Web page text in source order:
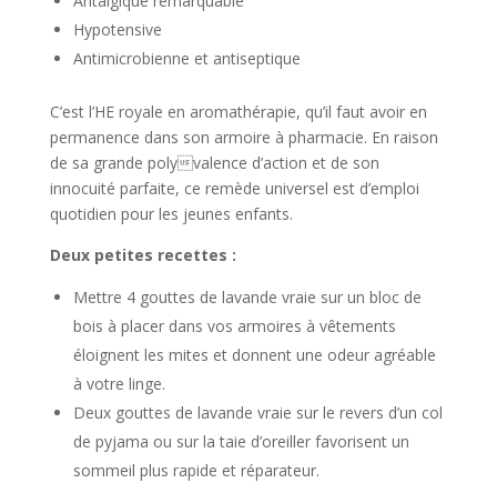
Hypotensive
Antimicrobienne et antiseptique
C’est l’HE royale en aromathérapie, qu’il faut avoir en
permanence dans son armoire à pharmacie. En raison
de sa grande polyvalence d’action et de son
innocuité parfaite, ce remède universel est d’emploi
quotidien pour les jeunes enfants.
Deux petites recettes :
Mettre 4 gouttes de lavande vraie sur un bloc de
bois à placer dans vos armoires à vêtements
éloignent les mites et donnent une odeur agréable
à votre linge.
Deux gouttes de lavande vraie sur le revers d’un col
de pyjama ou sur la taie d’oreiller favorisent un
sommeil plus rapide et réparateur.